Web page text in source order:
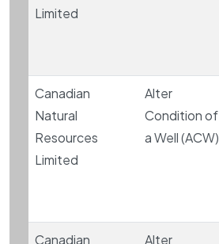
Limited
Canadian
Natural
Resources
Limited
Alter
Condition of
a Well (ACW)
Canadian Alter